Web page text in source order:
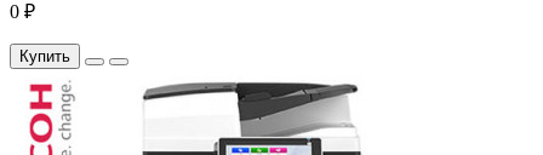
0 ₽
Купить